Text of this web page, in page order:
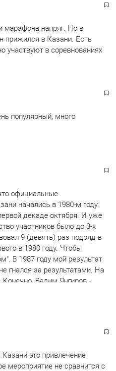
марафона напряг. Но в
прижился в Казани. Есть
участвуют в соревнованиях
популярный, много
официальные
начались в 1980-м году.
декаде октября. И уже
участников было до 3-х
9 (девять) раз подряд в
в 1980 году. Чтобы
В 1987 году мой результат
гнался за результатами. На
Вадим Янгиров -
в Казани, и так
просьба, не забывайте
это привлечение
мероприятие не сравнится с